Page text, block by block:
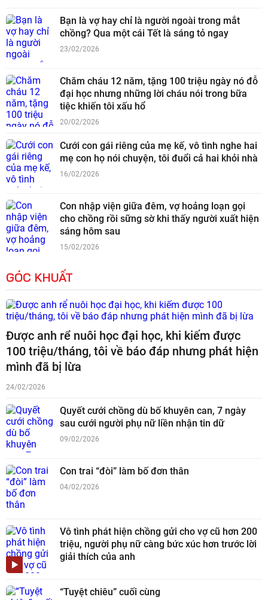
Bạn là vợ hay chỉ là người ngoài trong mắt
chồng? Qua một cái Tết là sáng tỏ ngay
23/02/2026
Chăm cháu 12 năm, tặng 100 triệu ngày nó đỗ
đại học nhưng những lời cháu nói trong bữa
tiệc khiến tôi xấu hổ
20/02/2026
Cưới con gái riêng của mẹ kế, vô tình nghe hai
mẹ con họ nói chuyện, tôi đuổi cả hai khỏi nhà
16/02/2026
Con nhập viện giữa đêm, vợ hoảng loạn gọi
cho chồng rồi sững sờ khi thấy người xuất hiện
sáng hôm sau
15/02/2026
GÓC KHUẤT
Được anh rể nuôi học đại học, khi kiếm được
100 triệu/tháng, tôi về báo đáp nhưng phát hiện
mình đã bị lừa
24/02/2026
Quyết cưới chồng dù bố khuyên can, 7 ngày
sau cưới người phụ nữ liền nhận tin dữ
09/02/2026
Con trai “đòi” làm bố đơn thân
04/02/2026
Vô tình phát hiện chồng gửi cho vợ cũ hơn 200
triệu, người phụ nữ càng bức xúc hơn trước lời
giải thích của anh
“Tuyệt chiêu” cuối cùng